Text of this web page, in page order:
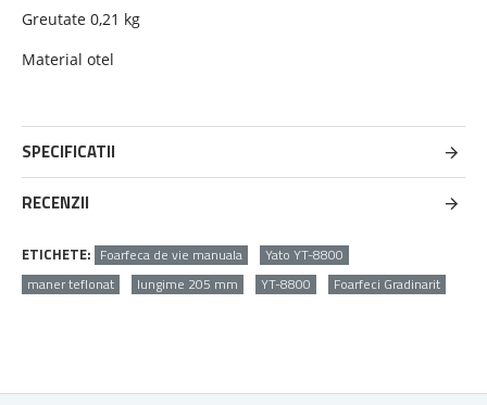
Greutate 0,21 kg
Material otel
SPECIFICATII
RECENZII
ETICHETE: Foarfeca de vie manuala
Yato YT-8800
maner teflonat
lungime 205 mm YT-8800 Foarfeci Gradinarit